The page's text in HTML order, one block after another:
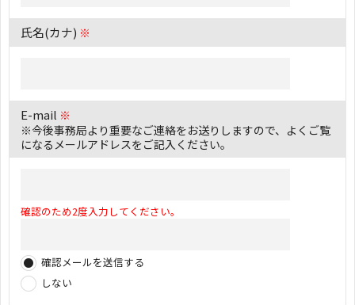
氏名(カナ) ※
E-mail ※
※今後事務局より重要なご連絡をお送りしますので、よくご覧
になるメールアドレスをご記入ください。
確認のため2度入力してください。
確認メールを送信する
しない